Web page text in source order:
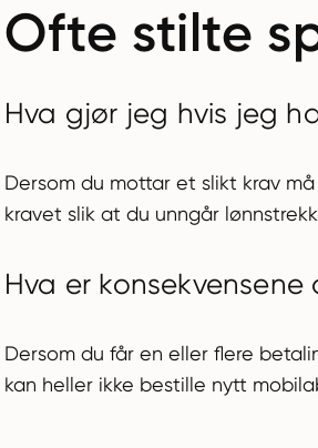
Ofte stilte
Hva gjør jeg hvis jeg
Dersom du mottar et slikt krav
kravet slik at du unngår
Hva er
Dersom du får en eller flere
kan heller ikke bestille nytt